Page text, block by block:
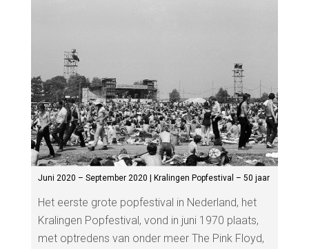
Juni 2020 – September 2020 | Kralingen Popfestival – 50 jaar
Het eerste grote popfestival in Nederland, het
Kralingen Popfestival, vond in juni 1970 plaats,
met optredens van onder meer The Pink Floyd,